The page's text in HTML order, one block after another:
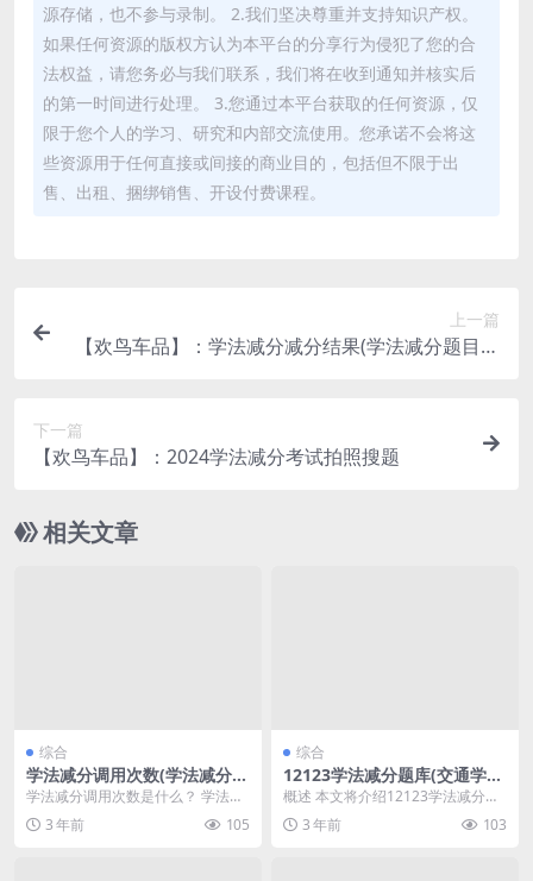
源存储，也不参与录制。 2.我们坚决尊重并支持知识产权。
如果任何资源的版权方认为本平台的分享行为侵犯了您的合
法权益，请您务必与我们联系，我们将在收到通知并核实后
的第一时间进行处理。 3.您通过本平台获取的任何资源，仅
限于您个人的学习、研究和内部交流使用。您承诺不会将这
些资源用于任何直接或间接的商业目的，包括但不限于出
售、出租、捆绑销售、开设付费课程。
上一篇
【欢鸟车品】：学法减分减分结果(学法减分题目及
下一篇
【欢鸟车品】：2024学法减分考试拍照搜题
相关文章
综合
学法减分调用次数(学法减分题
库)
学法减分调用次数是什么？ 学法减
分调用次数是一种优化代码性能的
方法，通过减少函数...
3 年前 105
综合
12123学法减分题库(交通学法
减分题库及答案免费)
概述 本文将介绍12123学法减分题
库，包括其内容、特点和使用方
法。12123学...
3 年前 103